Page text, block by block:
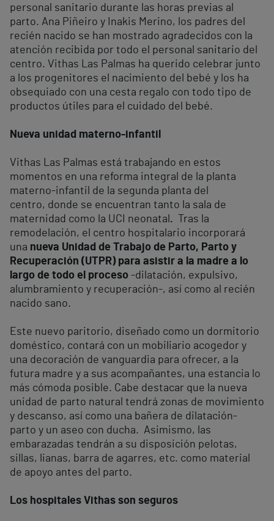
personal sanitario durante las horas previas al
parto. Ana Piñeiro y Inakis Merino, los padres del
recién nacido se han mostrado agradecidos con la
atención recibida por todo el personal sanitario del
centro. Vithas Las Palmas ha querido celebrar junto
a los progenitores el nacimiento del bebé y los ha
obsequiado con una cesta regalo con todo tipo de
productos útiles para el cuidado del bebé.
Nueva unidad materno-infantil
Vithas Las Palmas está trabajando en estos
momentos en una reforma integral de la planta
materno-infantil de la segunda planta del
centro, donde se encuentran tanto la sala de
maternidad como la UCI neonatal .
Tras la
remodelación, el centro hospitalario incorporará
una nueva Unidad de Trabajo de Parto, Parto y
Recuperación (UTPR) para asistir a la madre a lo
largo de todo el proceso -dilatación, expulsivo,
alumbramiento y recuperación-, así como al recién
nacido sano.
Este nuevo paritorio, diseñado como un dormitorio
doméstico, contará con un mobiliario acogedor y
una decoración de vanguardia para ofrecer, a la
futura madre y a sus acompañantes, una estancia lo
más cómoda posible. Cabe destacar que la nueva
unidad de parto natural tendrá zonas de movimiento
y descanso, así como una bañera de dilatación-
parto y un aseo con ducha. Asimismo, las
embarazadas tendrán a su disposición pelotas,
sillas, lianas, barra de agarres, etc. como material
de apoyo antes del parto.
Los hospitales Vithas son seguros